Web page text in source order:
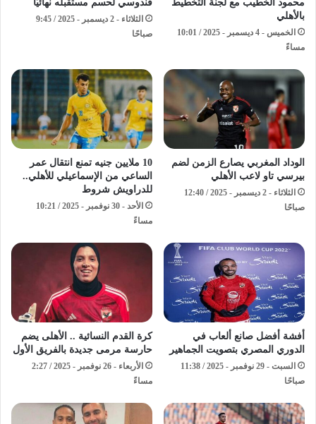
محمود الخطيب مع لجنة التخطيط
بالأهلي
الخميس - 4 ديسمبر - 2025 / 10:01
مساءً
قندوسي لحسم مستقبله نهائيًّا
الثلاثاء - 2 ديسمبر - 2025 / 9:45
صباحًا
الوداد المغربي يصارع الزمن لضم
بيرسي تاو لاعب الأهلي
الثلاثاء - 2 ديسمبر - 2025 / 12:40
صباحًا
10 ملايين جنيه تمنع انتقال عمر
الساعي من الإسماعيلي للأهلي..
للدراويش شروط
الأحد - 30 نوفمبر - 2025 / 10:21
مساءً
أفشة أفضل صانع ألعاب في
الدوري المصري بتصويت الجماهير
السبت - 29 نوفمبر - 2025 / 11:38
صباحًا
كرة القدم النسائية .. الأهلى يضم
حارسة مرمى جديدة بالفريق الأول
الأربعاء - 26 نوفمبر - 2025 / 2:27
مساءً